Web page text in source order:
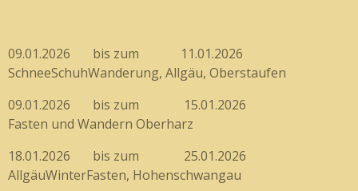
09.01.2026 bis zum 11.01.2026
SchneeSchuhWanderung, Allgäu, Oberstaufen
09.01.2026 bis zum 15.01.2026
Fasten und Wandern Oberharz
18.01.2026 bis zum 25.01.2026
AllgäuWinterFasten, Hohenschwangau